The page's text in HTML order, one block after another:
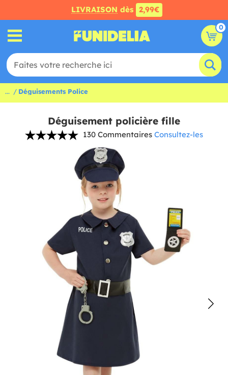
LIVRAISON dès 2,99€
0
... Déguisements Police
Déguisement policière fille
130 Commentaires Consultez-les